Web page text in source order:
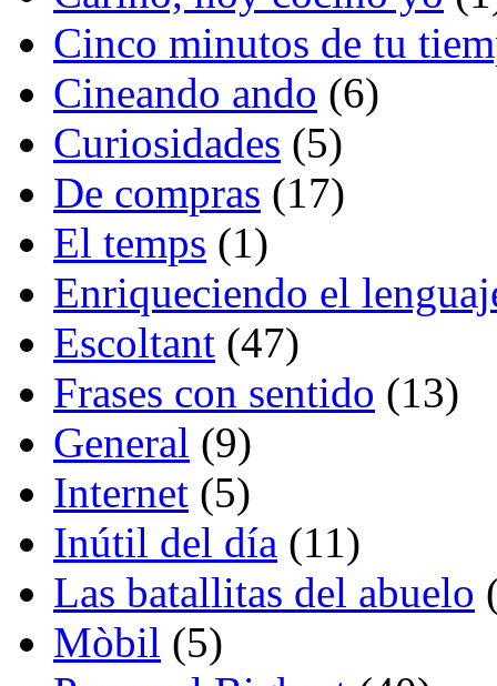
Cinco minutos de tu
Cineando ando (6)
Curiosidades (5)
De compras (17)
El temps (1)
Enriqueciendo el
Escoltant (47)
Frases con sentido (13)
General (9)
Internet (5)
Inútil del día (11)
Las batallitas del abuelo
Mòbil (5)